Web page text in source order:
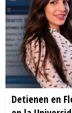
Detienen en